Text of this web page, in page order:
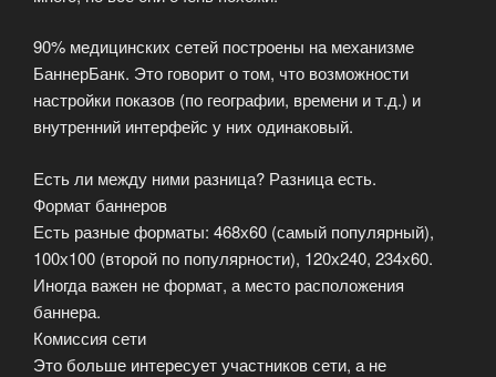
90% медицинских сетей построены на механизме
БаннерБанк. Это говорит о том, что возможности
настройки показов (по географии, времени и т.д.) и
внутренний интерфейс у них одинаковый.
Есть ли между ними разница? Разница есть.
Формат баннеров
Есть разные форматы: 468х60 (самый популярный),
100х100 (второй по популярности), 120х240, 234х60.
Иногда важен не формат, а место расположения
баннера.
Комиссия сети
Это больше интересует участников сети, а не